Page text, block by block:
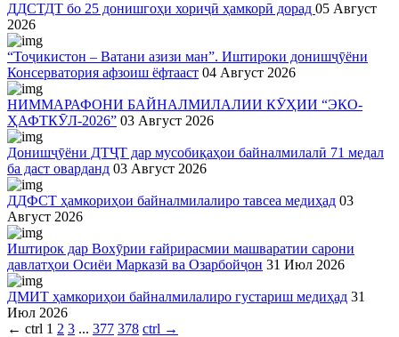
ДДСТДТ бо 25 донишгоҳи хориҷӣ ҳамкорӣ дорад 05 Август
2026
“Тоҷикистон – Ватани азизи ман”. Иштироки донишҷӯёни
Консерватория афзоиш ёфтааст 04 Август 2026
НИММАРАФОНИ БАЙНАЛМИЛАЛИИ КӮҲИИ “ЭКО-
ҲАФТКӮЛ-2026” 03 Август 2026
Донишҷӯёни ДТҶТ дар мусобиқаҳои байналмилалӣ 71 медал
ба даст оварданд 03 Август 2026
ДДФСТ ҳамкориҳои байналмилалиро тавсеа медиҳад 03
Август 2026
Иштирок дар Вохӯрии ғайрирасмии машваратии сарони
давлатҳои Осиёи Марказӣ ва Озарбойҷон 31 Июл 2026
ДМИТ ҳамкориҳои байналмилалиро густариш медиҳад 31
Июл 2026
← ctrl 1 2 3 ... 377 378 ctrl →